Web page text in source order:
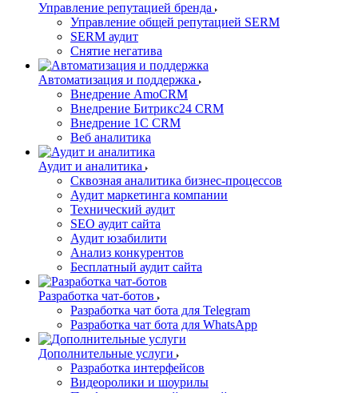
Управление репутацией бренда
Управление общей репутацией SERM
SERM аудит
Снятие негатива
Автоматизация и поддержка
Внедрение AmoCRM
Внедрение Битрикс24 CRM
Внедрение 1C CRM
Веб аналитика
Аудит и аналитика
Сквозная аналитика бизнес-процессов
Аудит маркетинга компании
Технический аудит
SEO аудит сайта
Аудит юзабилити
Анализ конкурентов
Бесплатный аудит сайта
Разработка чат-ботов
Разработка чат бота для Telegram
Разработка чат бота для WhatsApp
Дополнительные услуги
Разработка интерфейсов
Видеоролики и шоурилы